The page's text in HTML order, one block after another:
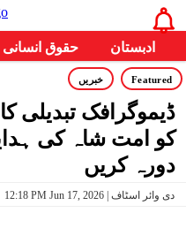
حقوق انسانی ادبستان
Featured خبریں
ڈیموگرافک تبدیلی
کو امت شاہ کی
دورہ کریں
12:18 PM Jun 17, 2026 | دی وائر اسٹاف